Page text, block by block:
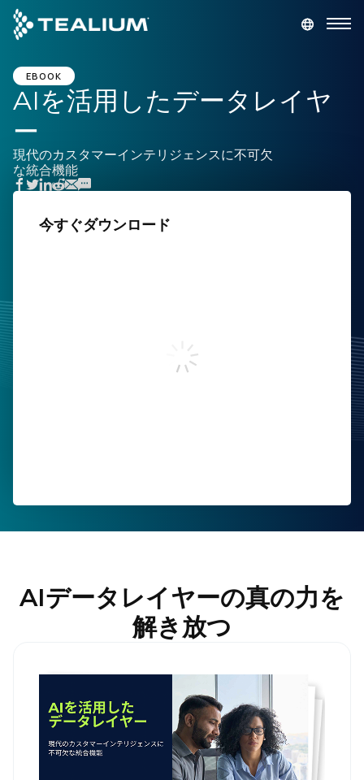
main
content
プラットフォーム
ソリューション
業種
会社
EBOOK
AIを活用したデータレイヤ
ー
現代のカスタマーインテリジェンスに不可欠
な統合機能
今すぐダウンロード
部署および役職
本フォームの送信により、Tealiumの 利用規約
に同意したことになります。
送信
AIデータレイヤーの真の力を
解き放つ